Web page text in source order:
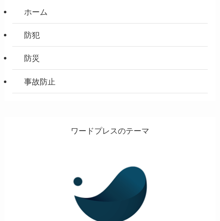
ホーム
防犯
防災
事故防止
ワードプレスのテーマ